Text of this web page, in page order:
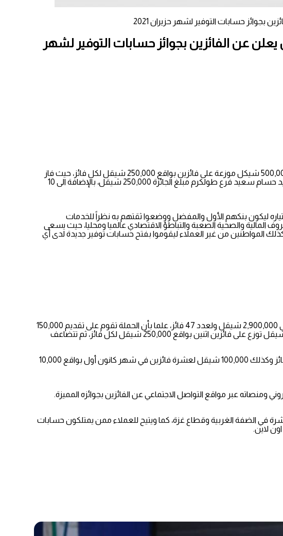
حسابات التوفير لشهر حزيران 2021
عن الفائزين بجوائز حسابات التوفير لشهر
أعلن بنك الإسكان في فلسطين عن نتائج السحب على الجائزة الكبرى النصف سنوية لجوائز حسابات التوفير، والتي تبلغ قيمتها 500,000 شيكل موزعة على فائزين بواقع 250,000 شيقل لكل فائز، حيث فاز
بالجوائز كل من يونس حماد إبراهيم حوشيه فرع يطا مبلغ الجائزة 250,000 شيقل، وهبه عصام شريف قبج لمنفعة حسام سعيد حسام سعيد فرع طولكرم مبلغ الجائزة 250,000 شيقل، بالإضافة الى 10
ليكون بنكهم الأول والمفضل ووضعوا ثقتهم به نظراً للخدمات
المالية والصحية الصعبة والتباطؤ الاقتصادي عالميا ومحليا، حيث يسعى
المواطنين من غير العملاء ليقوموا بفتح حسابات توفير جديدة لدى أي
ويذكر بهذه المناسبة بـأن مجموع الجـوائز النقـدية التي يقدمها بنك الاسـكـان في فلسطين لحسابات التوفير للعام 2021 تصل الى 2,900,000 شيقل ولعدد 47 فائز، علما بأن الحملة تقوم على تقديم 150,000
شيقل شهريا موزعة على 3 فائزين بواقع 50,000 ألف شيقل لكل فائز، وتزيد قيمة الجائزة في شهر حزيران لتصل الى 500,000 شيقل توزع على فائزين اثنين بواقع 250,000 شيقل لكل فائز، ثم تتضاعف
كما سيقدم البنك خلال الحملة جوائز إضافية بقيمة 100,000 شيقل لعشرة فائزين في شهر حزيران بواقع 10,000 شيقل لكل فائز وكذلك 100,000 شيقل لعشرة فائزين في شهر كانون أول بواقع 10,000
ومنصاته عبر مواقع التواصل الاجتماعي عن الفائزين بجوائزه المميزة.
في الضفة الغربية وقطاع غزة، كما ويتيح للعملاء ممن يمتلكون حسابات